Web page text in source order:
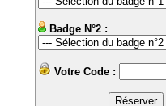
Badge N°2 :
Votre Code :